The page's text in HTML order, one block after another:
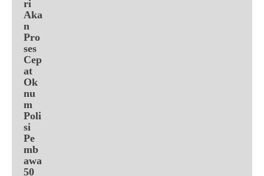
ri
Aka
n
Pro
ses
Cep
at
Ok
nu
m
Poli
si
Pe
mb
awa
50